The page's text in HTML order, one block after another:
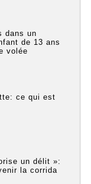
dans un
de 13 ans
volée
ce qui est
un délit »:
la corrida